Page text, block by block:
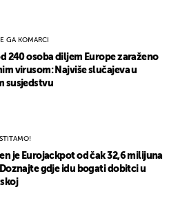
GA KOMARCI
240 osoba diljem Europe zaraženo
virusom: Najviše slučajeva u
susjedstvu
je Eurojackpot od čak 32,6 milijuna
gdje idu bogati dobitci u